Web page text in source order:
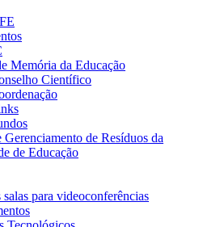
Memória da Educação
Científico
Gerenciamento de Resíduos da
de Educação
salas para videoconferências